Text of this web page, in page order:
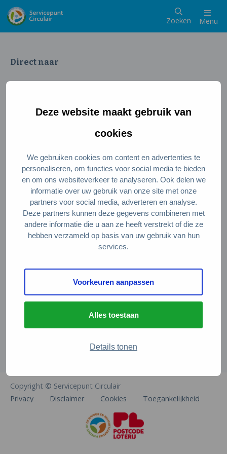
Deze website maakt gebruik van
cookies
We gebruiken cookies om content en advertenties te
personaliseren, om functies voor social media te bieden
en om ons websiteverkeer te analyseren. Ook delen we
informatie over uw gebruik van onze site met onze
partners voor social media, adverteren en analyse.
Deze partners kunnen deze gegevens combineren met
andere informatie die u aan ze heeft verstrekt of die ze
hebben verzameld op basis van uw gebruik van hun
services.
Voorkeuren aanpassen
Alles toestaan
Details tonen
Zoeken Menu
Direct naar
Wat is een circulaire samenleving
Meedoen als ondernemer
Circulaire producten en diensten
Wie zijn wij?
Over ons
Stel je vraag
Servicepunt Team
Veelgestelde vragen
De Natuur en Milieufederaties
Arthur van Schendelstraat 600
info@natuurenmilieufederaties.nl
Copyright © Servicepunt Circulair
Privacy
Disclaimer Cookies Toegankelijkheid